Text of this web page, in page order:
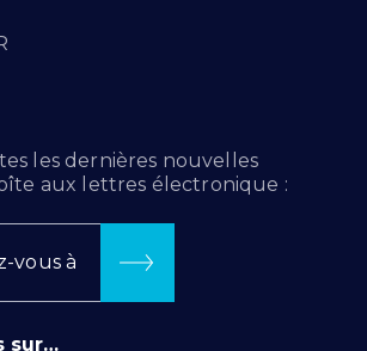
les dernières nouvelles
aux lettres électronique :
vous à
sur…